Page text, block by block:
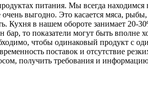
питания. Мы всегда находимся
выгодно. Это касается мяса, рыбы,
Кухня в нашем обороте занимает 20-
бар, то показатели могут быть вполне
чтобы одинаковый продукт с
поставок и отсутствие
получить требования и